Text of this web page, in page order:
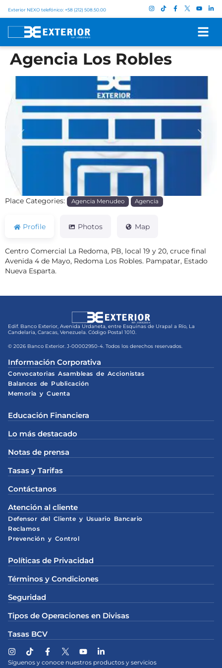
Exterior NEXO telefónico: +58 (212) 508.50.00
Agencia Los Robles
Previous Next
Place Categories: Agencia Menudeo Agencia
Profile Photos Map
Centro Comercial La Redoma, PB, local 19 y 20, cruce final
Avenida 4 de Mayo, Redoma Los Robles. Pampatar, Estado
Nueva Esparta.
Edif. Banco Exterior, Avenida Urdaneta, entre Esquinas de Urapal a Río, La
Candelaria, Caracas, Venezuela. Código Postal 1010.
© 2026 Banco Exterior. J-00002950-4. Todos los derechos reservados.
Información Corporativa
Convocatorias Asambleas de Accionistas
Balances de Publicación
Memoria y Cuenta
Educación Financiera
Lo más destacado
Notas de prensa
Tasas y Tarifas
Contáctanos
Atención al cliente
Defensor del Cliente y Usuario Bancario
Reclamos
Prevención y Control
Políticas de Privacidad
Términos y Condiciones
Seguridad
Tipos de Operaciones en Divisas
Tasas BCV
Síguenos y conoce nuestros productos y servicios